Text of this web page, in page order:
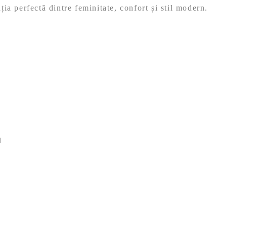
perfectă dintre feminitate, confort și stil modern.